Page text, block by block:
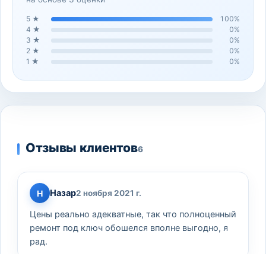
5 ★ 100%
4 ★ 0%
3 ★ 0%
2 ★ 0%
1 ★ 0%
Отзывы клиентов6
Н Назар2 ноября 2021 г.
Цены реально адекватные, так что полноценный
ремонт под ключ обошелся вполне выгодно, я
рад.